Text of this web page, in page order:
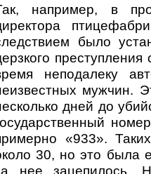
например, в
было
неподалеку
мужчин.
дней до
«933».
30, но это была
нее зацепилось.